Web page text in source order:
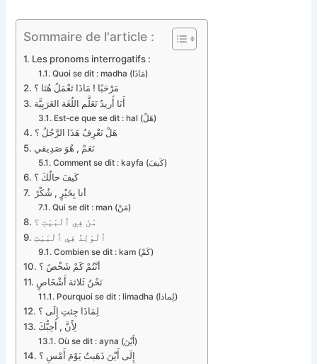
Sommaire de l'article :
Les pronoms interrogatifs :
Quoi se dit : madha (مَاذَا)
مَرْحَبًا ! مَاذَا تَعْمَلُ هُنَا ؟
أَنَا أُريدُ تَعَلَّم اللُغَة العَرَبِيَّة
Est-ce que se dit : hal (هَلْ)
هَلْ تَعْرِفُ هَذَا الرَّجُلُ ؟
نَعَمْ , هُوَ صَدِيقي
Comment se dit : kayfa (كَيفَ)
كَيفَ حالُكَ ؟
أنا بِخَيْرٍ , شُكْرً
Qui se dit : man (مَنْ)
مَنْ فِي ٱلْبَيْتِ ؟
ٱلْوَلِدُ فِي ٱلْبَيْتِ
Combien se dit : kam (كَمْ)
أنْتُمْ كَمْ شَخْصً ؟
نَحْنُ ثَلاثة أَشْخَاصٍ
Pourquoi se dit : limadha (لِماذا)
لِمَاذَا جِئتِ إِلَى ؟
لِأَنَّ , أُحِبُّكَ
Où se dit : ayna (أَيْنَ)
إِلَى أَيْنَ ذَهَبتُ يَوْمَ أَمْسِ ؟